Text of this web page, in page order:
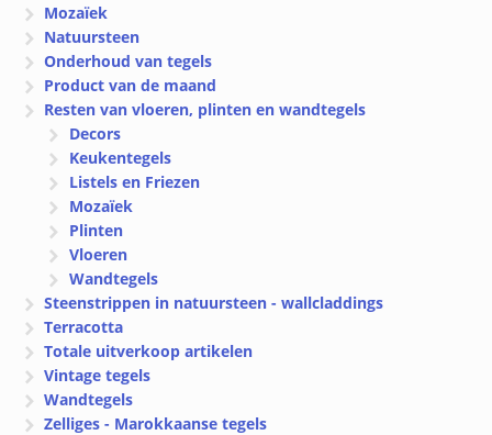
Mozaïek
Natuursteen
Onderhoud van tegels
Product van de maand
Resten van vloeren, plinten en wandtegels
Decors
Keukentegels
Listels en Friezen
Mozaïek
Plinten
Vloeren
Wandtegels
Steenstrippen in natuursteen - wallcladdings
Terracotta
Totale uitverkoop artikelen
Vintage tegels
Wandtegels
Zelliges - Marokkaanse tegels